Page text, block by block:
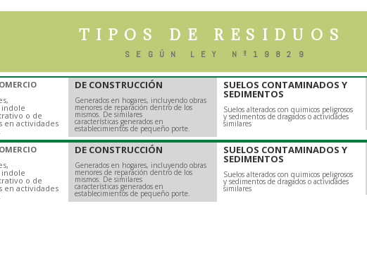
TIPOS DE RESIDUOS
SEGÚN LEY Nº19829
o de
en actividades
DE CONSTRUCCIÓN
Generados en hogares, incluyendo obras
menores de reparación dentro de los
mismos. De similares
características generados en
establecimientos de pequeño porte.
SUELOS CONTAMINADOS Y
SEDIMENTOS
Suelos alterados con quimicos peligrosos
y sedimentos de dragados o actividades
similares
o de
en actividades
DE CONSTRUCCIÓN
Generados en hogares, incluyendo obras
menores de reparación dentro de los
mismos. De similares
características generados en
establecimientos de pequeño porte.
SUELOS CONTAMINADOS Y
SEDIMENTOS
Suelos alterados con quimicos peligrosos
y sedimentos de dragados o actividades
similares